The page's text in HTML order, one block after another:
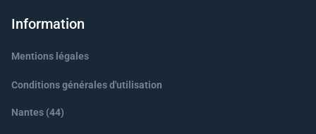
Information
Mentions légales
Conditions générales d'utilisation
Nantes (44)